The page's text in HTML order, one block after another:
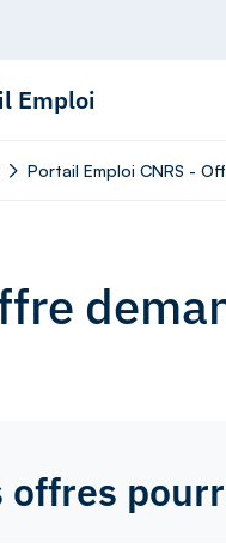
Emploi
Portail Emploi CNRS -
offres